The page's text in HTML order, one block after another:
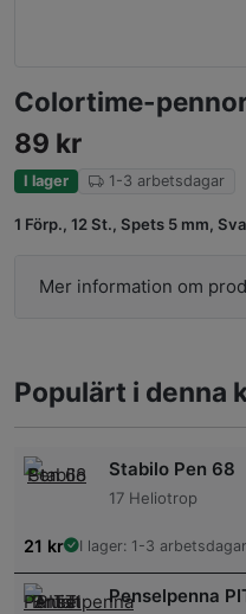
Colortime-
89 kr
I lager 1-3 arbetsdagar
1 Förp., 12 St., Spets 5 mm,
Mer information om
Populärt i denna
Stabilo Pen 68
17 Heliotrop
21 kr I lager: 1-3 arbetsdagar
Penselpenna